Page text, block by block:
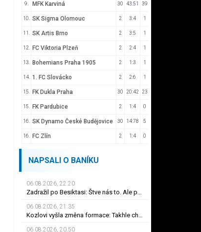
9. MFK Karviná 30 43:51 39
10. SK Sigma Olomouc 2 3:4 1
11. SK Artis Brno 2 3:5 1
12. FC Viktoria Plzeň 2 2:4 1
13. Bohemians Praha 1905 2 1:3 1
14. 1. FC Slovácko 2 2:6 1
15. FK Dukla Praha 30 20:42 23
15. FK Pardubice 2 1:4 0
16. SK Dynamo České Budějovice 30 14:78 5
16. FC Zlín 2 1:4 0
NAPSALI O BANÍKU
06.08.2026, 22.20
Zadražil po Besiktasi: Štve nás to. Ale pokud budeme hrát jako dnes... Co se stalo u gólu?
06.08.2026, 21.35
Kozlovi vyšla změna formace: Takhle chceme hrát! Výhru zařídili sváteční hlavičkáři
06.08.2026, 20.50